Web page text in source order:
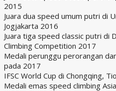
2015
Juara dua speed umum putri di
Jogjakarta 2016
Juara tiga speed classic putri di
Climbing Competition 2017
Medali perunggu perorangan
pada 2017
IFSC World Cup di Chongqing,
Medali emas speed climbing